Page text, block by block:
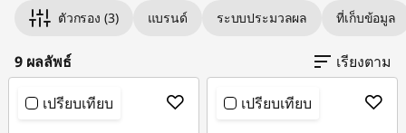
ล็
ตัวกรอง (3) แบรนด์ ระบบประมวลผล ที่เก็บข้อมูล
9 ผลลัพธ์ เรียงตาม
เปรียบเทียบ เปรียบเทียบ